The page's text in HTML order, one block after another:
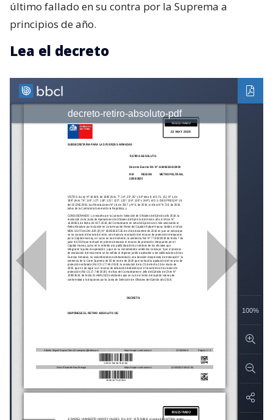
último fallado en su contra por la Suprema a
principios de año.
Lea el decreto